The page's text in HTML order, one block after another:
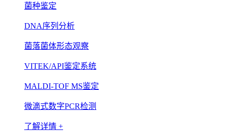
菌种鉴定
DNA序列分析
菌落菌体形态观察
VITEK/API鉴定系统
MALDI-TOF MS鉴定
微滴式数字PCR检测
了解详情 +